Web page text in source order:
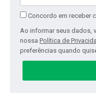
Concordo em receber
Ao informar seus dados,
nossa Política de
preferências quando